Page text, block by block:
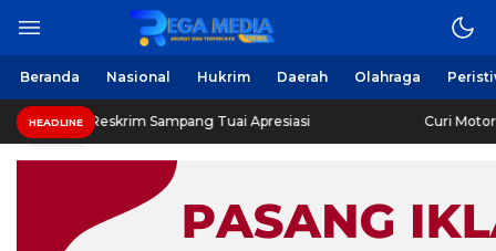
Beranda Nasional Hukrim Daerah Olahraga
HEADLINE
Sampang Tuai Apresiasi Curi Motor! Dua Warga